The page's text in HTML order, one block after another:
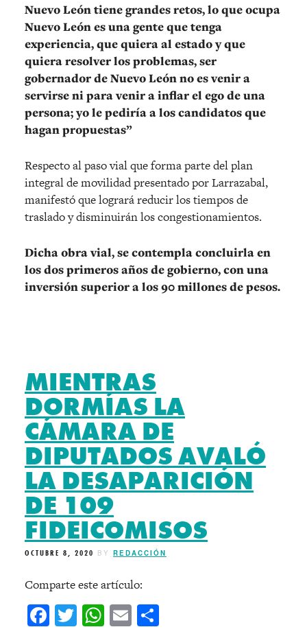
Nuevo León tiene grandes retos, lo que ocupa
Nuevo León es una gente que tenga
experiencia, que quiera al estado y que
quiera resolver los problemas, ser
gobernador de Nuevo León no es venir a
servirse ni para venir a inflar el ego de una
persona; yo le pediría a los candidatos que
hagan propuestas”
Respecto al paso vial que forma parte del plan
integral de movilidad presentado por Larrazabal,
manifestó que logrará reducir los tiempos de
traslado y disminuirán los congestionamientos.
Dicha obra vial, se contempla concluirla en
los dos primeros años de gobierno, con una
inversión superior a los 90 millones de pesos.
MIENTRAS
DORMÍAS LA
CÁMARA DE
DIPUTADOS AVALÓ
LA DESAPARICIÓN
DE 109
FIDEICOMISOS
OCTUBRE 8, 2020 BY REDACCIÓN
Comparte este artículo:
Facebook
Twitter
WhatsApp
Email